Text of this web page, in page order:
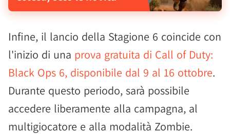
Infine, il lancio della Stagione 6 coincide con
l'inizio di una prova gratuita di Call of Duty:
Black Ops 6, disponibile dal 9 al 16 ottobre.
Durante questo periodo, sarà possibile
accedere liberamente alla campagna, al
multigiocatore e alla modalità Zombie.